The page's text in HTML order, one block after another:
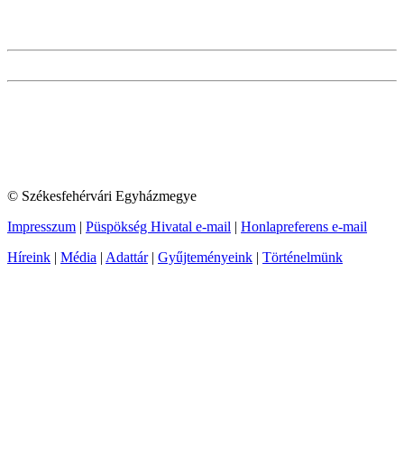
© Székesfehérvári Egyházmegye
Impresszum | Püspökség Hivatal e-mail | Honlapreferens e-mail
Híreink | Média | Adattár| Gyűjteményeink | Történelmünk